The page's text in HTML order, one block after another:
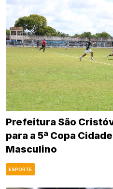
Prefeitura São
para a 5ª Copa
Masculino
ESPORTE